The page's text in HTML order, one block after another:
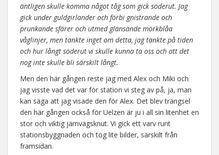
äntligen skulle komma något tåg som gick söderut. Jag
gick under guldgirlander och förbi gnistrande och
prunkande sfärer och utmed glänsande mörkblåa
våglinjer, men tänkte inget om detta, jag tänkte på tiden
och hur långt söderut vi skulle kunna ta oss och att det
nog inte skulle bli särskilt långt.
Men den här gången reste jag med Alex och Miki och
jag visste vad det var för station vi steg av på, ja, man
kan säga att jag visade den för Alex. Det blev trängsel
den här gången också för Uelzen är ju i all sin litenhet en
stor och viktig järnvägsknut. Vi gick ett varv runt
stationsbyggnaden och tog lite bilder, särskilt från
framsidan.